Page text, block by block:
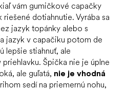
vám gumičkové capačky
dotiahnutie. Vyrába sa
jazyk topánky alebo s
jazyk v capačiku potom de
lepšie stiahnuť, ale
Špička nie je úplne
ale guľatá, nie je vhodná
sedí na priemernú nohu,